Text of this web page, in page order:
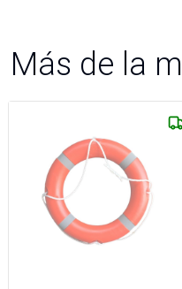
Más de la